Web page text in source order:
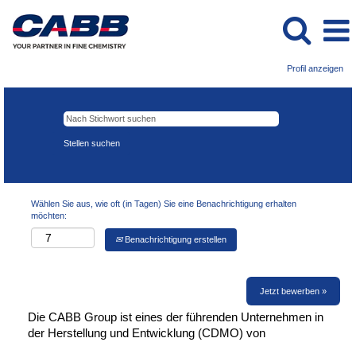
Profil anzeigen
Wählen Sie aus, wie oft (in Tagen) Sie eine Benachrichtigung erhalten
möchten:
Benachrichtigung erstellen
Jetzt bewerben »
Die CABB Group ist eines der führenden Unternehmen in
der Herstellung und Entwicklung (CDMO) von